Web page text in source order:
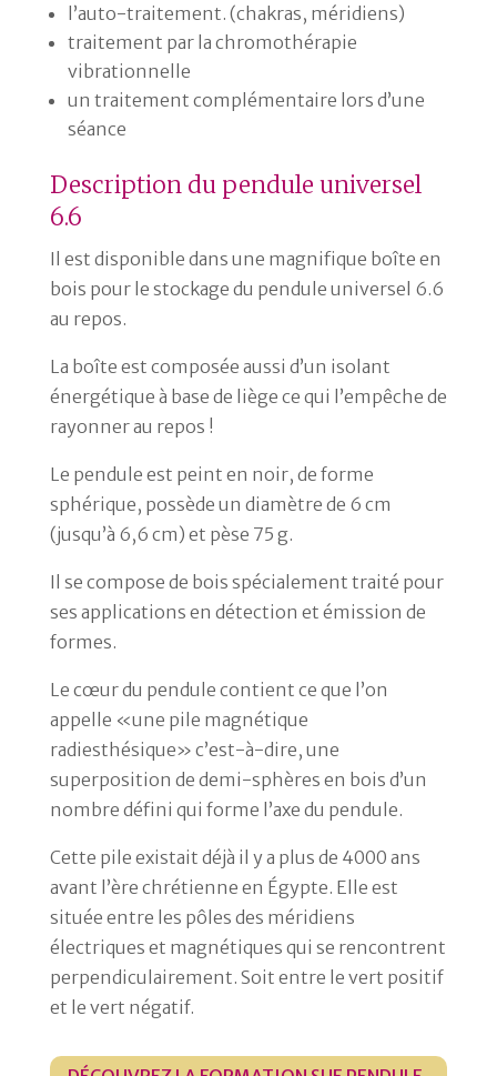
l’auto-traitement. (chakras, méridiens)
traitement par la chromothérapie
vibrationnelle
un traitement complémentaire lors d’une
séance
Description du pendule universel
6.6
Il est disponible dans une magnifique boîte en
bois pour le stockage du pendule universel 6.6
au repos.
La boîte est composée aussi d’un isolant
énergétique à base de liège ce qui l’empêche de
rayonner au repos !
Le pendule est peint en noir, de forme
sphérique, possède un diamètre de 6 cm
(jusqu’à 6,6 cm) et pèse 75 g.
Il se compose de bois spécialement traité pour
ses applications en détection et émission de
formes.
Le cœur du pendule contient ce que l’on
appelle «une pile magnétique
radiesthésique» c’est-à-dire, une
superposition de demi-sphères en bois d’un
nombre défini qui forme l’axe du pendule.
Cette pile existait déjà il y a plus de 4000 ans
avant l’ère chrétienne en Égypte. Elle est
située entre les pôles des méridiens
électriques et magnétiques qui se rencontrent
perpendiculairement. Soit entre le vert positif
et le vert négatif.